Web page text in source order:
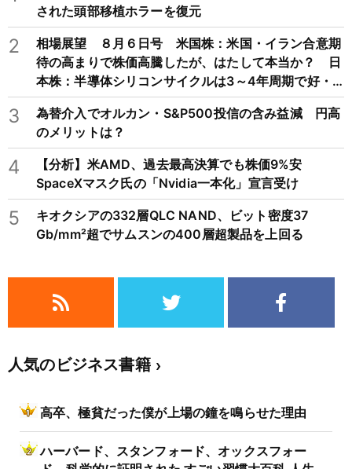
された頭部移植ホラーを復元
2
相場展望 ８月６日号 米国株：米国・イラン合意期
待の高まりで株価高騰したが、はたして本当か？ 日
本株：半導体シリコンサイクルは3～4年周期で好・
不況を繰り返すため注意
3
為替介入でオルカン・S&P500投信の含み益減 円高
のメリットは？
4
【分析】米AMD、過去最高決算でも株価9%安
SpaceXマスク氏の「Nvidia一本化」宣言受け
5
キオクシアの332層QLC NAND、ビット密度37
Gb/mm²超でサムスンの400層超製品を上回る
人気のビジネス書籍
高卒、極貧だった僕が上場の鐘を鳴らせた理由
ハーバード、スタンフォード、オックスフォー